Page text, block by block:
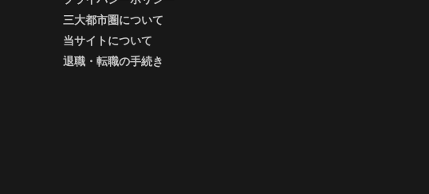
三大都市圏について
当サイトについて
退職・転職の手続き